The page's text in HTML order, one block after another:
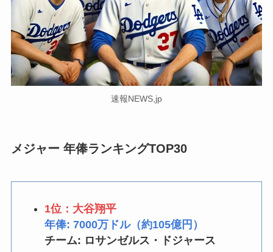
速報NEWS,jp
メジャー 年俸ランキングTOP30
1位：大谷翔平
年俸: 7000万ドル（約105億円）
チーム: ロサンゼルス・ドジャース